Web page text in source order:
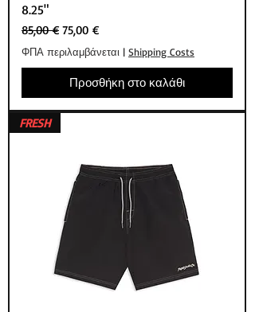
8.25"
Κανονική τιμή
85,00 € Τιμή Έκπτωσης
75,00 €
ΦΠΑ περιλαμβάνεται | Shipping Costs
Προσθήκη στο καλάθι
FRESH